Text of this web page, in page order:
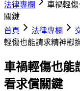
法律專欄
車禍輕
關鍵
首頁
法律專欄
輕傷也能請求精神慰
車禍輕傷也能
看求償關鍵